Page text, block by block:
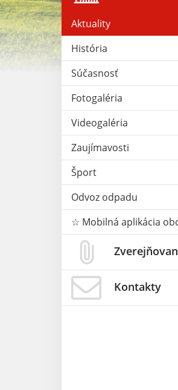
Aktuality
História
Súčasnosť
Fotogaléria
Videogaléria
Zaujímavosti
Šport
Odvoz odpadu
☆ Mobilná aplikácia
Kontakty